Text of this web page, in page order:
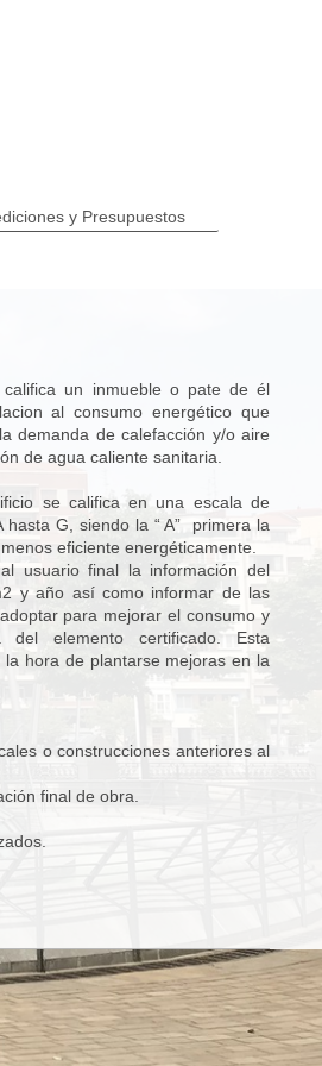
y Presupuestos
califica un inmueble o pate de él
al consumo energético que
demanda de calefacción y/o aire
de agua caliente sanitaria.
se califica en una escala de
hasta G, siendo la “ A” primera la
eficiente energéticamente.
usuario final la información del
y año así como informar de las
para mejorar el consumo y
elemento certificado. Esta
hora de plantarse mejoras en la
o construcciones anteriores al
final de obra.